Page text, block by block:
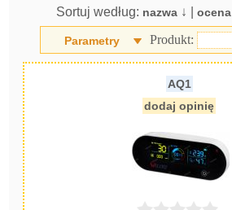
Sortuj według: nazwa ↓ | ocena
Parametry Produkt:
AQ1
dodaj opinię